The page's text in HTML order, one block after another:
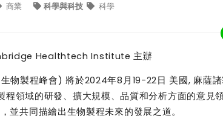
商業 科學與科技 科學
Healthtech Institute主辦
物製程峰會)將於2024年8月 19-22日 美國,麻薩
程領域的研發、擴大規模、品質和分析方面的意見
並共同描繪出生物製程未來的發展之道。